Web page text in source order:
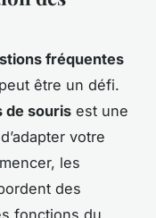
fréquentes
être un défi.
de souris est une
votre
les
des
fonctions du